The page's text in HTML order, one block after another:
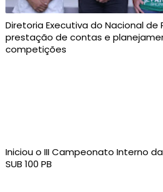
Diretoria Executiva do Nacional
prestação de contas e
competições
Iniciou o III Campeonato Interno
SUB 100 PB